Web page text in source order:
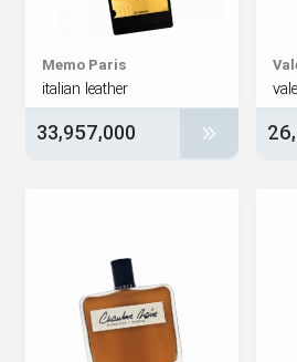
Memo Paris
italian leather
33,957,000